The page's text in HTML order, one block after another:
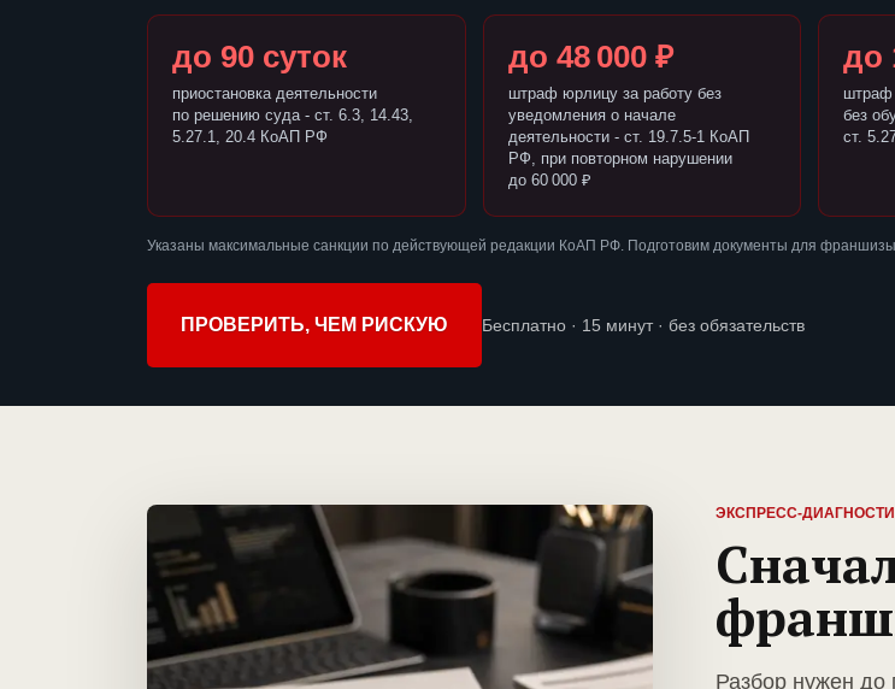
до 90 суток
приостановка деятельности
по решению суда - ст. 6.3, 14.43,
5.27.1, 20.4 КоАП РФ
до 48 000 ₽
штраф юрлицу за работу без
уведомления о начале
деятельности - ст. 19.7.5-1 КоАП
РФ, при повторном нарушении
до 60 000 ₽
до
штраф
без
ст.
Указаны максимальные санкции по действующей редакции КоАП РФ. Подготовим документы для
ПРОВЕРИТЬ, ЧЕМ РИСКУЮ Бесплатно · 15 минут · без обязательств
ЭКСПРЕСС-
Разбор нужен до